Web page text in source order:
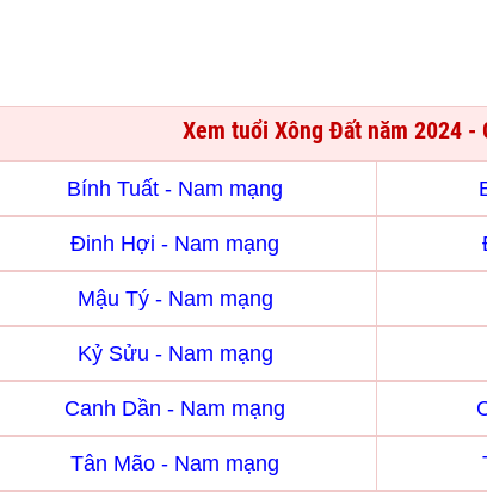
Xem tuổi Xông Đất năm 2024 -
Bính Tuất - Nam mạng
Đinh Hợi - Nam mạng
Mậu Tý - Nam mạng
Kỷ Sửu - Nam mạng
Canh Dần - Nam mạng
Tân Mão - Nam mạng